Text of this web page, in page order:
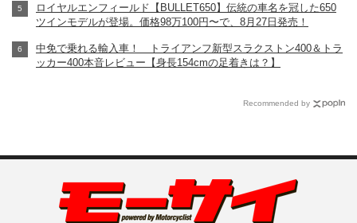
ロイヤルエンフィールド【BULLET650】伝統の車名を冠した650
ツインモデルが登場。価格98万100円〜で、8月27日発売！
中免で乗れる輸入車！ トライアンフ新型スラクストン400＆トラ
ッカー400本音レビュー【身長154cmの足着きは？】
Recommended by